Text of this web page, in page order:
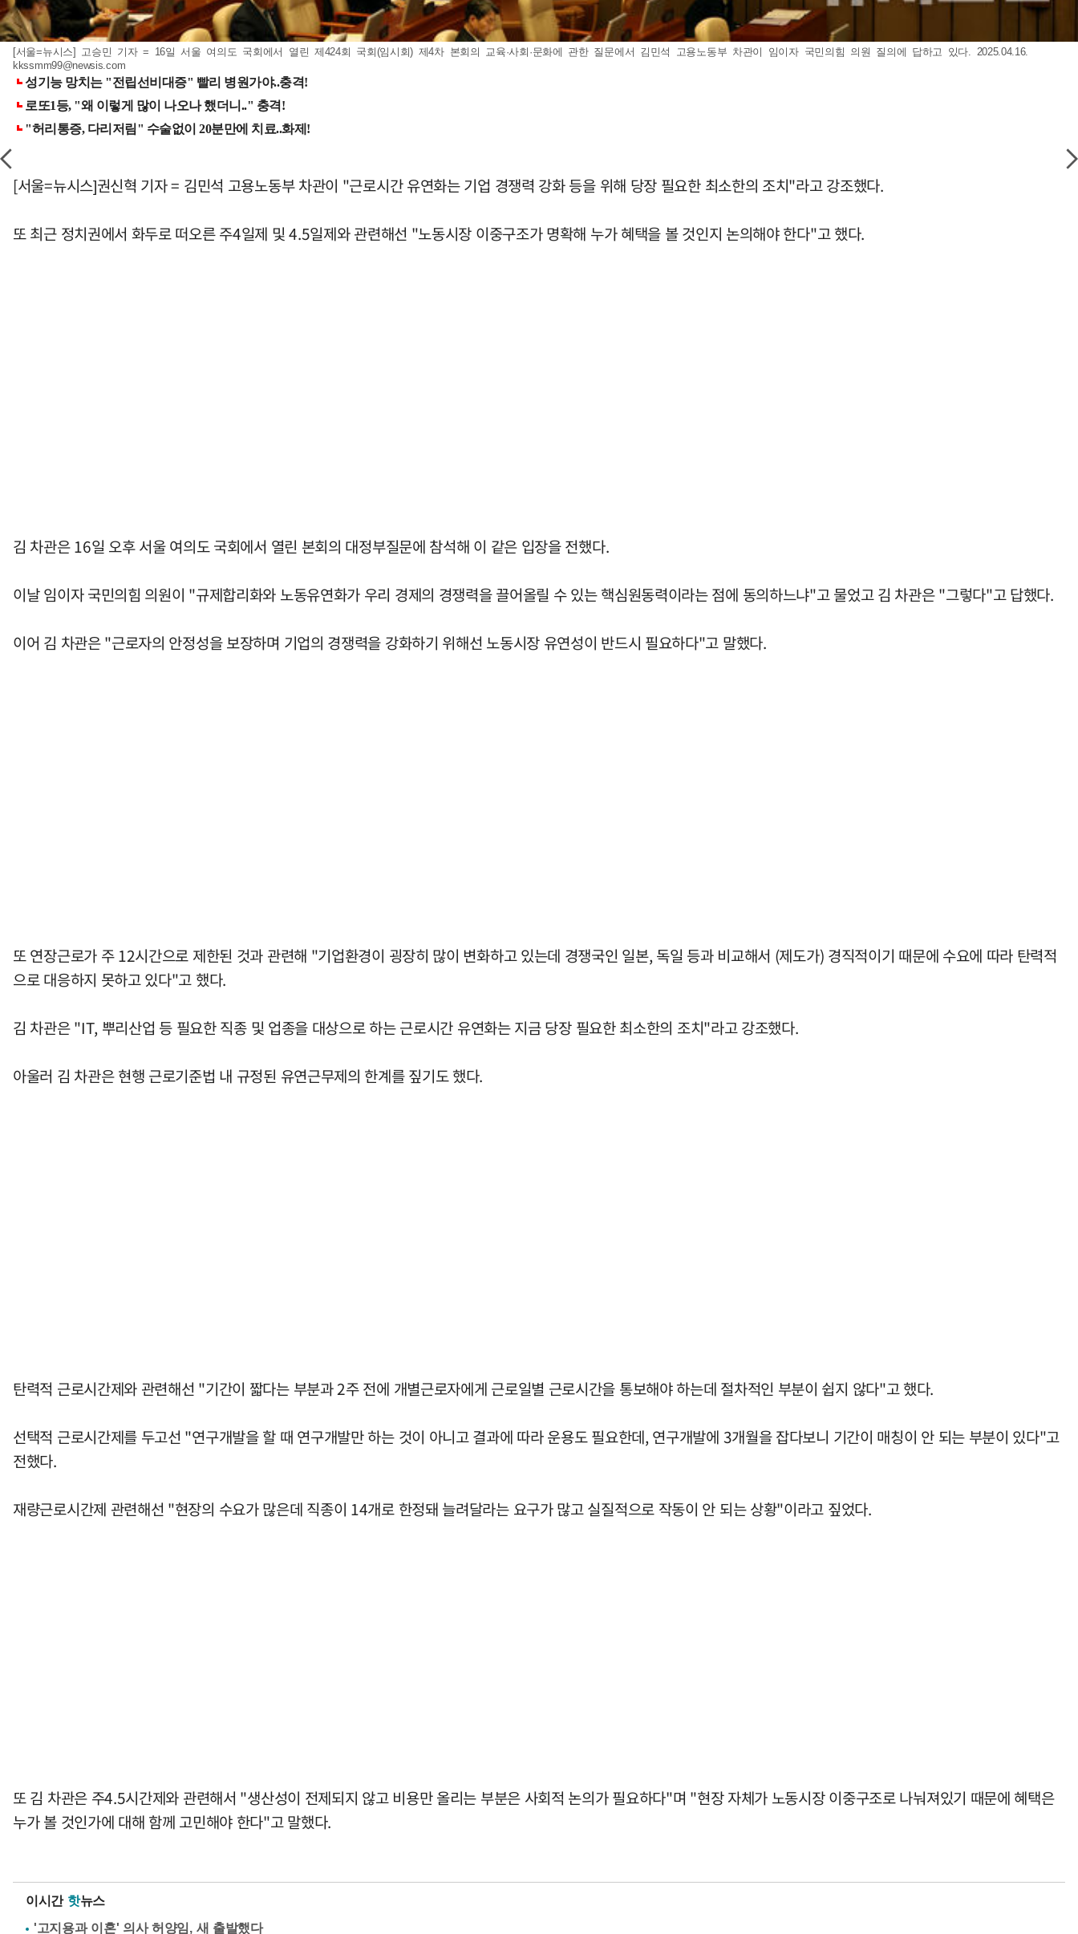
[서울=뉴시스] 고승민 기자 = 16일 서울 여의도 국회에서 열린 제424회 국회(임시회) 제4차 본회의 교육·사회·문화에 관한 질문에서 김민석 고용노동부 차관이 임이자 국민의힘 의원 질의에 답하고 있다. 2025.04.16.
kkssmm99@newsis.com
[서울=뉴시스]권신혁 기자 = 김민석 고용노동부 차관이 "근로시간 유연화는 기업 경쟁력 강화 등을 위해 당장 필요한 최소한의 조치"라고 강조했다.
또 최근 정치권에서 화두로 떠오른 주4일제 및 4.5일제와 관련해선 "노동시장 이중구조가 명확해 누가 혜택을 볼 것인지 논의해야 한다"고 했다.
김 차관은 16일 오후 서울 여의도 국회에서 열린 본회의 대정부질문에 참석해 이 같은 입장을 전했다.
이날 임이자 국민의힘 의원이 "규제합리화와 노동유연화가 우리 경제의 경쟁력을 끌어올릴 수 있는 핵심원동력이라는 점에 동의하느냐"고 물었고 김 차관은 "그렇다"고 답했다.
이어 김 차관은 "근로자의 안정성을 보장하며 기업의 경쟁력을 강화하기 위해선 노동시장 유연성이 반드시 필요하다"고 말했다.
또 연장근로가 주 12시간으로 제한된 것과 관련해 "기업환경이 굉장히 많이 변화하고 있는데 경쟁국인 일본, 독일 등과 비교해서 (제도가) 경직적이기 때문에 수요에 따라 탄력적
으로 대응하지 못하고 있다"고 했다.
김 차관은 "IT, 뿌리산업 등 필요한 직종 및 업종을 대상으로 하는 근로시간 유연화는 지금 당장 필요한 최소한의 조치"라고 강조했다.
아울러 김 차관은 현행 근로기준법 내 규정된 유연근무제의 한계를 짚기도 했다.
탄력적 근로시간제와 관련해선 "기간이 짧다는 부분과 2주 전에 개별근로자에게 근로일별 근로시간을 통보해야 하는데 절차적인 부분이 쉽지 않다"고 했다.
선택적 근로시간제를 두고선 "연구개발을 할 때 연구개발만 하는 것이 아니고 결과에 따라 운용도 필요한데, 연구개발에 3개월을 잡다보니 기간이 매칭이 안 되는 부분이 있다"고
전했다.
재량근로시간제 관련해선 "현장의 수요가 많은데 직종이 14개로 한정돼 늘려달라는 요구가 많고 실질적으로 작동이 안 되는 상황"이라고 짚었다.
또 김 차관은 주4.5시간제와 관련해서 "생산성이 전제되지 않고 비용만 올리는 부분은 사회적 논의가 필요하다"며 "현장 자체가 노동시장 이중구조로 나눠져있기 때문에 혜택은
누가 볼 것인가에 대해 함께 고민해야 한다"고 말했다.
이시간 핫뉴스
'고지용과 이혼' 의사 허양임, 새 출발했다